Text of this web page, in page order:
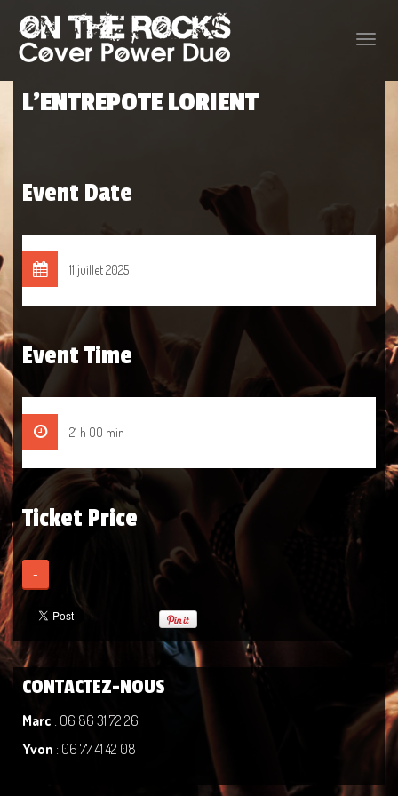
Toggle
L’ENTREPOTE LORIENT
Event Date
11 juillet 2025
Event Time
21 h 00 min
Ticket Price
-
CONTACTEZ-NOUS
Marc : 06 86 31 72 26
Yvon : 06 77 41 42 08